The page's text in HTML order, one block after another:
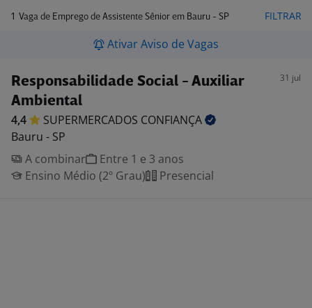
1 Vaga de Emprego de Assistente Sênior em Bauru - SP FILTRAR
Ativar Aviso de Vagas
Responsabilidade Social - Auxiliar
Ambiental
31 jul
4,4 SUPERMERCADOS CONFIANÇA
Bauru - SP
A combinar
Entre 1 e 3 anos
Ensino Médio (2º Grau)
Presencial